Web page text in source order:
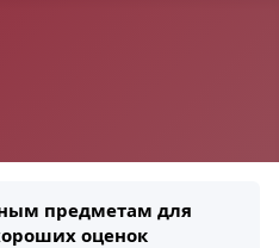
предметам для
оценок